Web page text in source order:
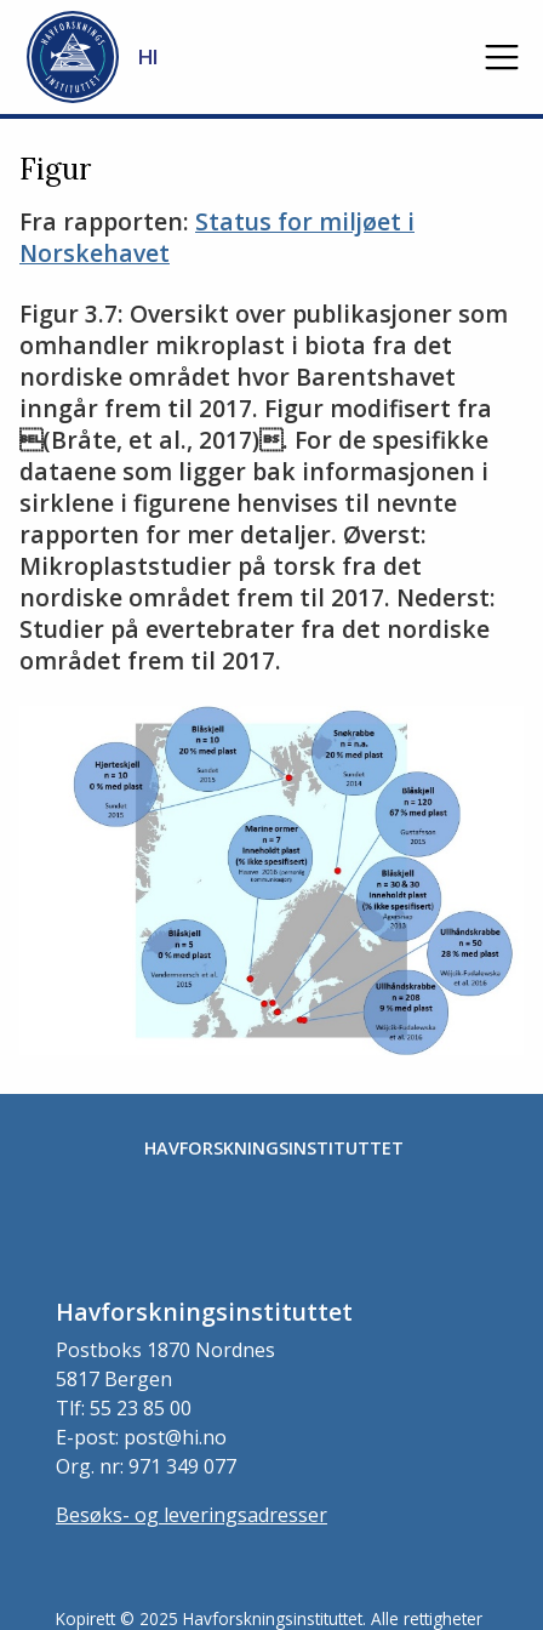
Gå til hovedinnhold
HI
Figur
Fra rapporten: Status for miljøet i
Norskehavet
Figur 3.7: Oversikt over publikasjoner som
omhandler mikroplast i biota fra det
nordiske området hvor Barentshavet
inngår frem til 2017. Figur modifisert fra
(Bråte, et al., 2017). For de spesifikke
dataene som ligger bak informasjonen i
sirklene i figurene henvises til nevnte
rapporten for mer detaljer. Øverst:
Mikroplaststudier på torsk fra det
nordiske området frem til 2017. Nederst:
Studier på evertebrater fra det nordiske
området frem til 2017.
HAVFORSKNINGSINSTITUTTET
Havforskningsinstituttet
Postboks 1870 Nordnes
5817 Bergen
Tlf: 55 23 85 00
E-post: post@hi.no
Org. nr: 971 349 077
Besøks- og leveringsadresser
Kopirett © 2025 Havforskningsinstituttet. Alle rettigheter